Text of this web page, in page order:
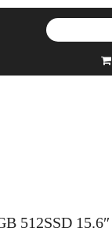
512SSD 15.6″